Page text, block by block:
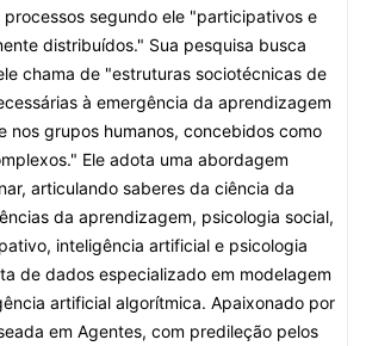
processos segundo ele "participativos e
distribuídos." Sua pesquisa busca
chama de "estruturas sociotécnicas de
à emergência da aprendizagem
nos grupos humanos, concebidos como
Ele adota uma abordagem
articulando saberes da ciência da
da aprendizagem, psicologia social,
inteligência artificial e psicologia
de dados especializado em modelagem
artificial algorítmica. Apaixonado por
em Agentes, com predileção pelos